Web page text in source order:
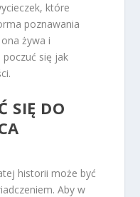
które
poznawania
żywa i
się jak
SIĘ DO
historii może być
Aby w